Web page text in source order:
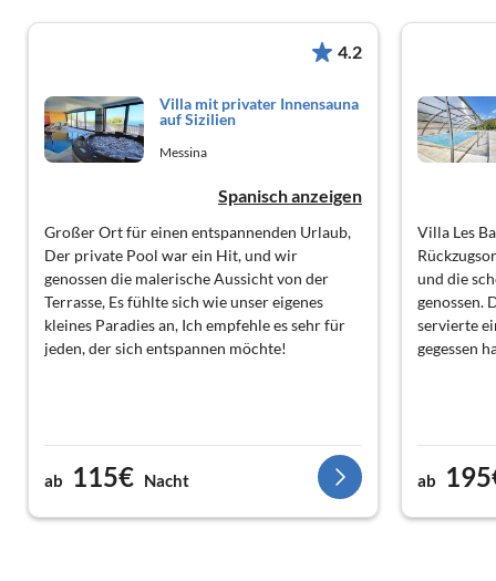
4.2
Villa mit privater Innensauna
auf Sizilien
Messina
Spanisch anzeigen
Großer Ort für einen entspannenden Urlaub,
Der private Pool war ein Hit, und wir
genossen die malerische Aussicht von der
Terrasse, Es fühlte sich wie unser eigenes
kleines Paradies an, Ich empfehle es sehr für
jeden, der sich entspannen möchte!
ab 115€ Nacht
Villa Les
und die
genossen.
servierte
gegessen
ab